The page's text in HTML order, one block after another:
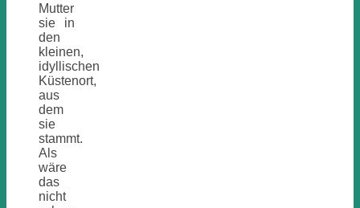
Mutter
sie in
den
kleinen,
idyllischen
Küstenort,
aus
dem
sie
stammt.
Als
wäre
das
nicht